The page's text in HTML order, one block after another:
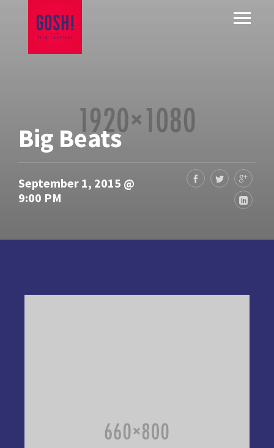
Big Beats
September 1, 2015 @
9:00 PM